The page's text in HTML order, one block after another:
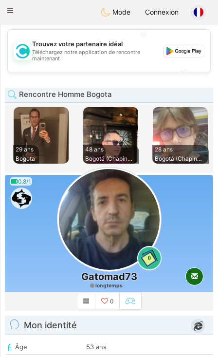
olombiaCitas
Toggle
Mode Connexion
💖
💕
Trouvez votre partenaire idéal
Téléchargez notre application de rencontre
maintenant !
Rencontre Homme Bogota
29 ans
Bogota
48 ans
Bogotá (Chapinero)
28 ans
Bogotá (Chapinero)
0.8/1
0
Gatomad73
longtemps
0
Mon identité
Âge
53 ans